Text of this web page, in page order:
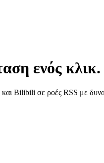
ενός κλικ.
Bilibili σε ροές RSS με